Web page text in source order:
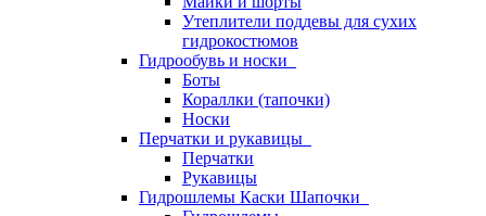
Утеплители поддевы для сухих
гидрокостюмов
Гидрообувь и носки
Боты
Кораллки (тапочки)
Носки
Перчатки и рукавицы
Перчатки
Рукавицы
Гидрошлемы Каски Шапочки